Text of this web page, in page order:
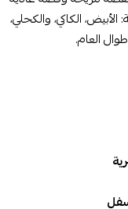
الكاكي، والكحلي،
العام.